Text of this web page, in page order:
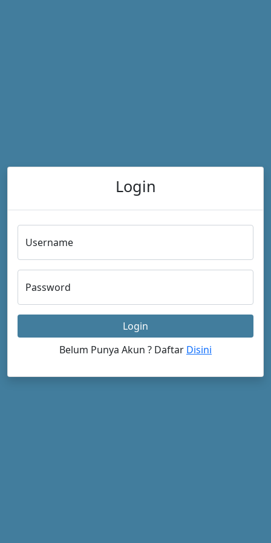
Login
Username
Password
Login
Belum Punya Akun ? Daftar Disini